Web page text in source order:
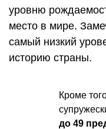
уровню
место в мире.
самый низкий
историю страны.
Кроме
до 49